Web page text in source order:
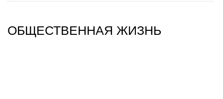
ОБЩЕСТВЕННАЯ ЖИЗНЬ